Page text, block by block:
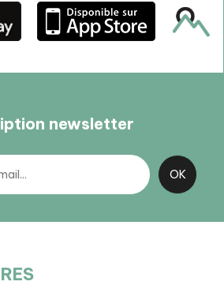
newsletter